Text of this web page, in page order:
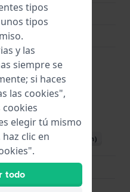
inoxidable
recreativo
Uni-direccional
(Ver especificaciones
Descargar manual (English)
tipos
tipos
y las
siempre se
si haces
las cookies",
elegir tú mismo
clic en
todo